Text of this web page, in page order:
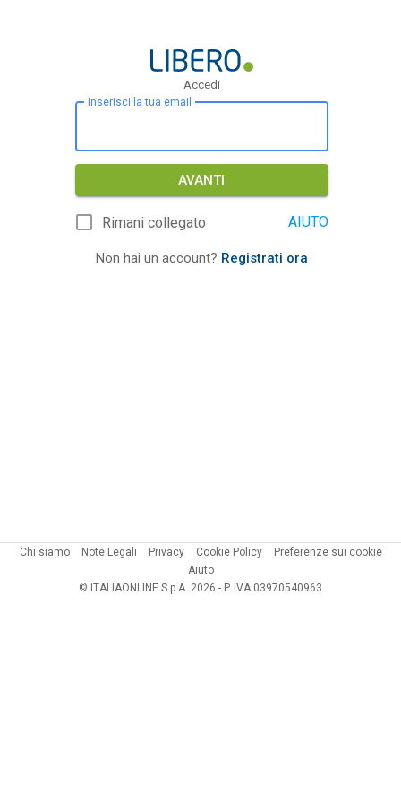
Accedi
Inserisci la tua email
AVANTI
Rimani collegato AIUTO
Non hai un account? Registrati ora
Chi siamo Note Legali Privacy Cookie Policy
Preferenze sui cookie
Aiuto
© ITALIAONLINE S.p.A. 2026 - P. IVA 03970540963